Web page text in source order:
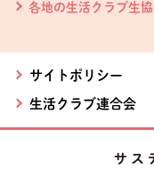
各地の生活クラブ生協
サイトポリシー
生活クラブ連合会